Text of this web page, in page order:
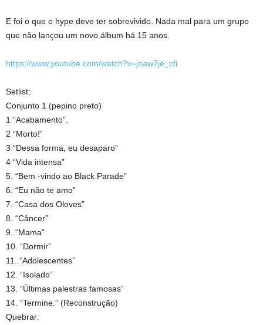
E foi o que o hype deve ter sobrevivido. Nada mal para um grupo
que não lançou um novo álbum há 15 anos.
https://www.youtube.com/watch?v=joaw7je_cfi
Setlist:
Conjunto 1 (pepino preto)
1 “Acabamento”.
2 “Morto!”
3 “Dessa forma, eu desaparo”
4 “Vida intensa”
5. “Bem -vindo ao Black Parade”
6. “Eu não te amo”
7. “Casa dos Oloves”
8. “Câncer”
9. “Mama”
10. “Dormir”
11. “Adolescentes”
12. “Isolado”
13. “Últimas palestras famosas”
14. “Termine.” (Reconstrução)
Quebrar: